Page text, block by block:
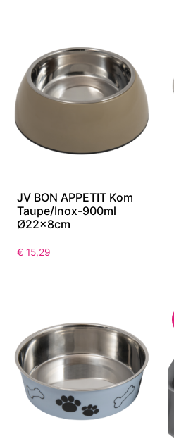
JV BON APPETIT Kom
Taupe/Inox-900ml
Ø22x8cm
€ 15,29